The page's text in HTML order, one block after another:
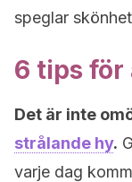
speglar
6 tips
Det är inte
strålande hy.
varje dag